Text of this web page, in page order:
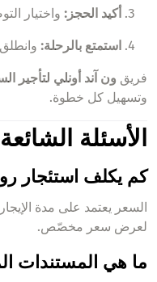
أكيد الحجز: واختيار
استمتع بالرحلة:
فريق ون آند أونلي لتأجير
وتسهيل كل خطوة.
الأسئلة الشائعة
كم يكلف استئجار
السعر يعتمد على مدة
لعرض سعر مخصّص.
ما هي المستندات